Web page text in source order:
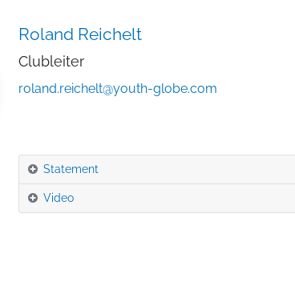
Roland Reichelt
Clubleiter
roland.reichelt@youth-globe.com
Statement
Video